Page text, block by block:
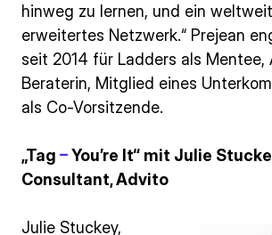
hinweg zu lernen, und ein
erweitertes Netzwerk.“ Prejean
seit 2014 für Ladders als Mentee,
Beraterin, Mitglied eines
als Co-Vorsitzende.
„Tag –You’re It“ mit Julie
Consultant, Advito
Julie Stuckey,